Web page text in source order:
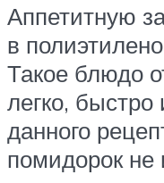
Аппетитную
в
Такое блюдо
легко, быстро
данного
помидорок не